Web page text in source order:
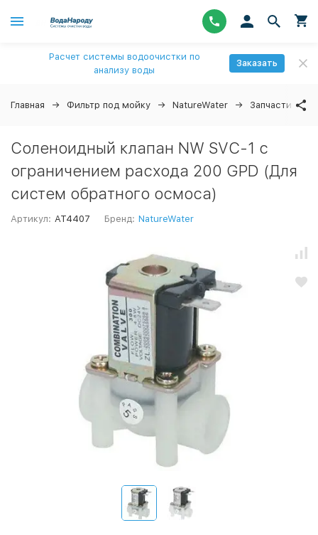
Расчет системы водоочистки по
анализу воды
Заказать
Главная Фильтр под мойку NatureWater Запчасти
Соленоидный клапан NW SVС-1 с
ограничением расхода 200 GPD (Для
систем обратного осмоса)
Артикул: AT4407 Бренд: NatureWater